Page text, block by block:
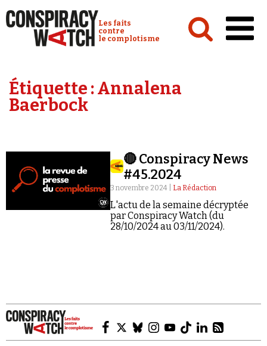
Conspiracy Watch :
Les faits
contre
le complotisme
Analyses
Émissions
Revues de presse
Étiquette :Annalena
Baerbock
🔴 Conspiracy News
#45.2024
3 novembre 2024 | La Rédaction
L'actu de la semaine décryptée
par Conspiracy Watch (du
28/10/2024 au 03/11/2024).